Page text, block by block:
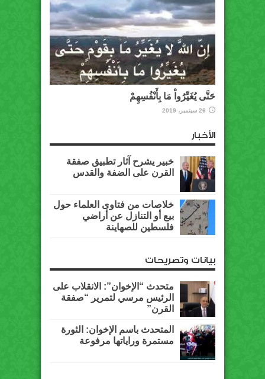
حَتَّى يُغَيِّرُواْ مَا بِأَنْفُسِهِمْ
26 سبتمبر، 2019
الأخبار
خبير يشرح آثار تطبيق صفقة
القرن على الضفة والقدس
خلاصات من فتاوى العلماء حول
بيع أو التنازل عن أراضي
فلسطين للصهاينة
بيانات وتصريحات
متحدث “الإخوان”: الانقلاب على
الرئيس مرسي لتمرير “صفقة
القرن”
المتحدث باسم الإخوان: الثورة
مستمرة وراياتها مرفوعة